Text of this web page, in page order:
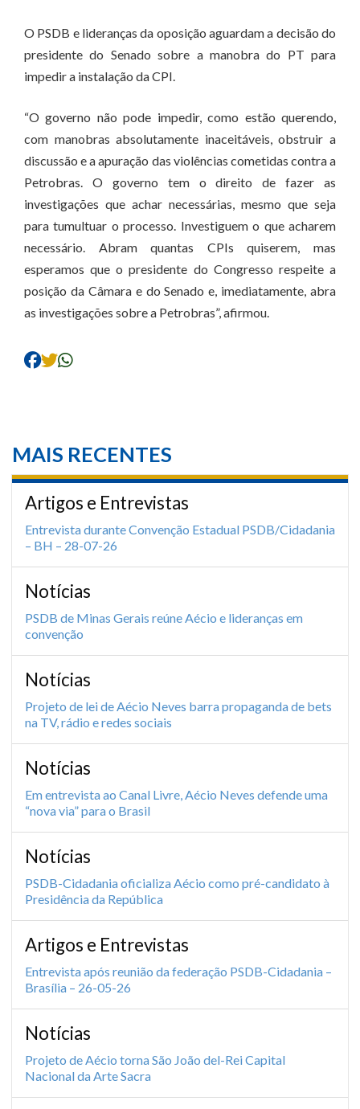
O PSDB e lideranças da oposição aguardam a decisão do
presidente do Senado sobre a manobra do PT para
impedir a instalação da CPI.
“O governo não pode impedir, como estão querendo,
com manobras absolutamente inaceitáveis, obstruir a
discussão e a apuração das violências cometidas contra a
Petrobras. O governo tem o direito de fazer as
investigações que achar necessárias, mesmo que seja
para tumultuar o processo. Investiguem o que acharem
necessário. Abram quantas CPIs quiserem, mas
esperamos que o presidente do Congresso respeite a
posição da Câmara e do Senado e, imediatamente, abra
as investigações sobre a Petrobras”, afirmou.
MAIS RECENTES
Artigos e Entrevistas
Entrevista durante Convenção Estadual PSDB/Cidadania
– BH – 28-07-26
Notícias
PSDB de Minas Gerais reúne Aécio e lideranças em
convenção
Notícias
Projeto de lei de Aécio Neves barra propaganda de bets
na TV, rádio e redes sociais
Notícias
Em entrevista ao Canal Livre, Aécio Neves defende uma
“nova via” para o Brasil
Notícias
PSDB-Cidadania oficializa Aécio como pré-candidato à
Presidência da República
Artigos e Entrevistas
Entrevista após reunião da federação PSDB-Cidadania –
Brasília – 26-05-26
Notícias
Projeto de Aécio torna São João del-Rei Capital
Nacional da Arte Sacra